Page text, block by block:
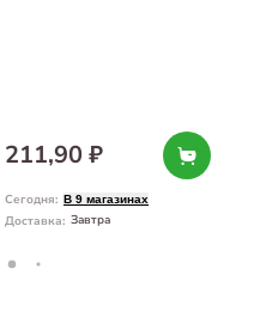
211,90 ₽
Сегодня: В 9 магазинах
Доставка: Завтра